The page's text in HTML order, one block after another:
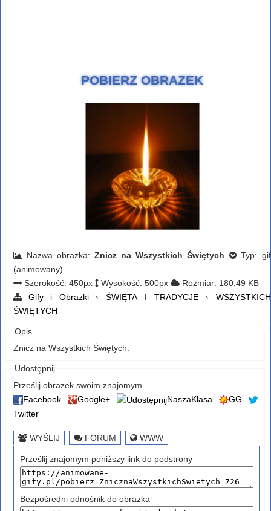
POBIERZ OBRAZEK
Nazwa obrazka: Znicz na Wszystkich Świętych
Typ: gif
(animowany)
Szerokość: 450px Wysokość: 500px
Rozmiar: 180,49 KB
Gify i Obrazki› ŚWIĘTA I TRADYCJE › WSZYSTKICH
ŚWIĘTYCH
Opis
Znicz na Wszystkich Świętych.
Udostępnij
Prześlij obrazek swoim znajomym
Facebook
Google+ NaszaKlasa
GG
Twitter
WYŚLIJ FORUM WWW
Prześlij znajomym poniższy link do podstrony
Bezpośredni odnośnik do obrazka